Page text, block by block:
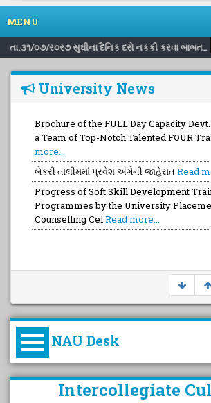
MENU
૦૭/ર૦ર૭ સુઘીના દૈનિક દરો નકકી કરવા બાબત..|
University News
Brochure of the FULL Day Capacity
a Team of Top-Notch Talented FOUR
more...
બેકરી તાલીમમાં પ્રવેશ અંગેની જાહેરાતRead
Progress of Soft Skill Development
Programmes by the University
Counselling CelRead more...
Brochure of the 4th Successive National
2026 with 5 Eminent Resource Persons
Read more...
NAU Desk
કુલપતિની પરિવર્તનકારી પહેલનું
વિહંગાવલોકન (ઓક્ટોબર ૨૦૨૦-૨૦૨૫)
Intercollegiate